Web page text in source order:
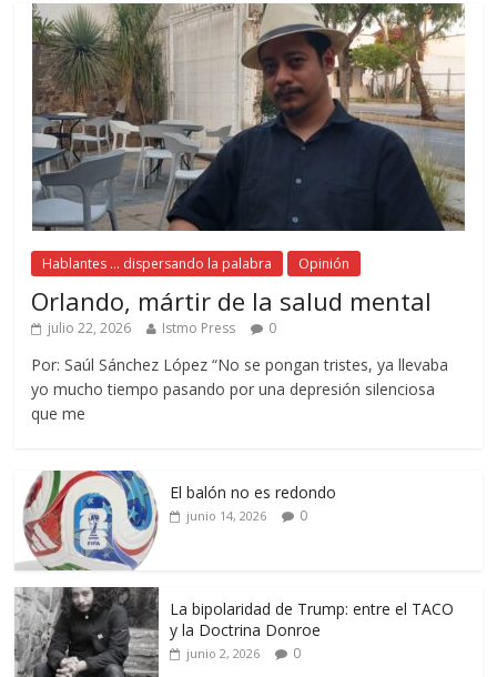
Hablantes ... dispersando la palabra Opinión
Orlando, mártir de la salud mental
julio 22, 2026 Istmo Press 0
Por: Saúl Sánchez López “No se pongan tristes, ya llevaba
yo mucho tiempo pasando por una depresión silenciosa
que me
El balón no es redondo
junio 14, 2026 0
La bipolaridad de Trump: entre el TACO
y la Doctrina Donroe
junio 2, 2026 0